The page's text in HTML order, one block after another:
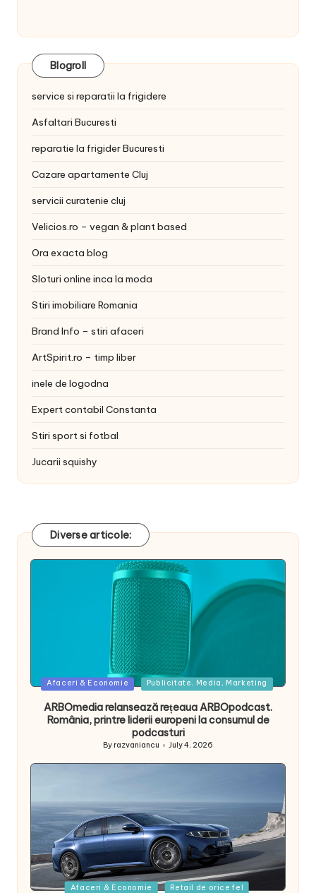
Blogroll
service si reparatii la frigidere
Asfaltari Bucuresti
reparatie la frigider Bucuresti
Cazare apartamente Cluj
servicii curatenie cluj
Velicios.ro – vegan & plant based
Ora exacta blog
Sloturi online inca la moda
Stiri imobiliare Romania
Brand Info – stiri afaceri
ArtSpirit.ro – timp liber
inele de logodna
Expert contabil Constanta
Stiri sport si fotbal
Jucarii squishy
Diverse articole:
Posted
Afaceri & Economie Publicitate, Media, Marketing
ARBOmedia relansează rețeaua ARBOpodcast.
România, printre liderii europeni la consumul de
podcasturi
Posted
By razvaniancu July 4, 2026
Posted
Afaceri & Economie Retail de orice fel